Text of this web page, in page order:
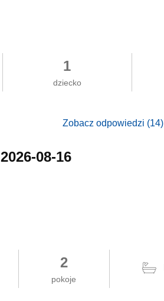
1
dziecko
Zobacz odpowiedzi (14)
2026-08-16
2
pokoje